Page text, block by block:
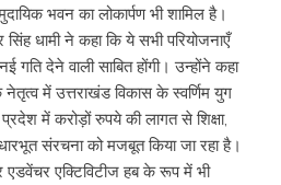
भवन का लोकार्पण भी शामिल है।
धामी ने कहा कि ये सभी परियोजनाएँ
गति देने वाली साबित होंगी। उन्होंने कहा
में उत्तराखंड विकास के स्वर्णिम युग
में करोड़ों रुपये की लागत से शिक्षा,
संरचना को मजबूत किया जा रहा है।
एक्टिविटीज हब के रूप में भी